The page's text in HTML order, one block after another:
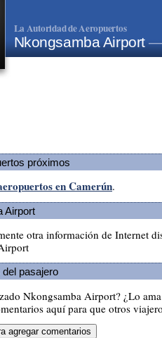
La Autoridad de Aeropuertos
Nkongsamba Airport—
próximos
en Camerún.
Airport
otra información de Internet
pasajero
Nkongsamba Airport? ¿Lo
aquí para que otros